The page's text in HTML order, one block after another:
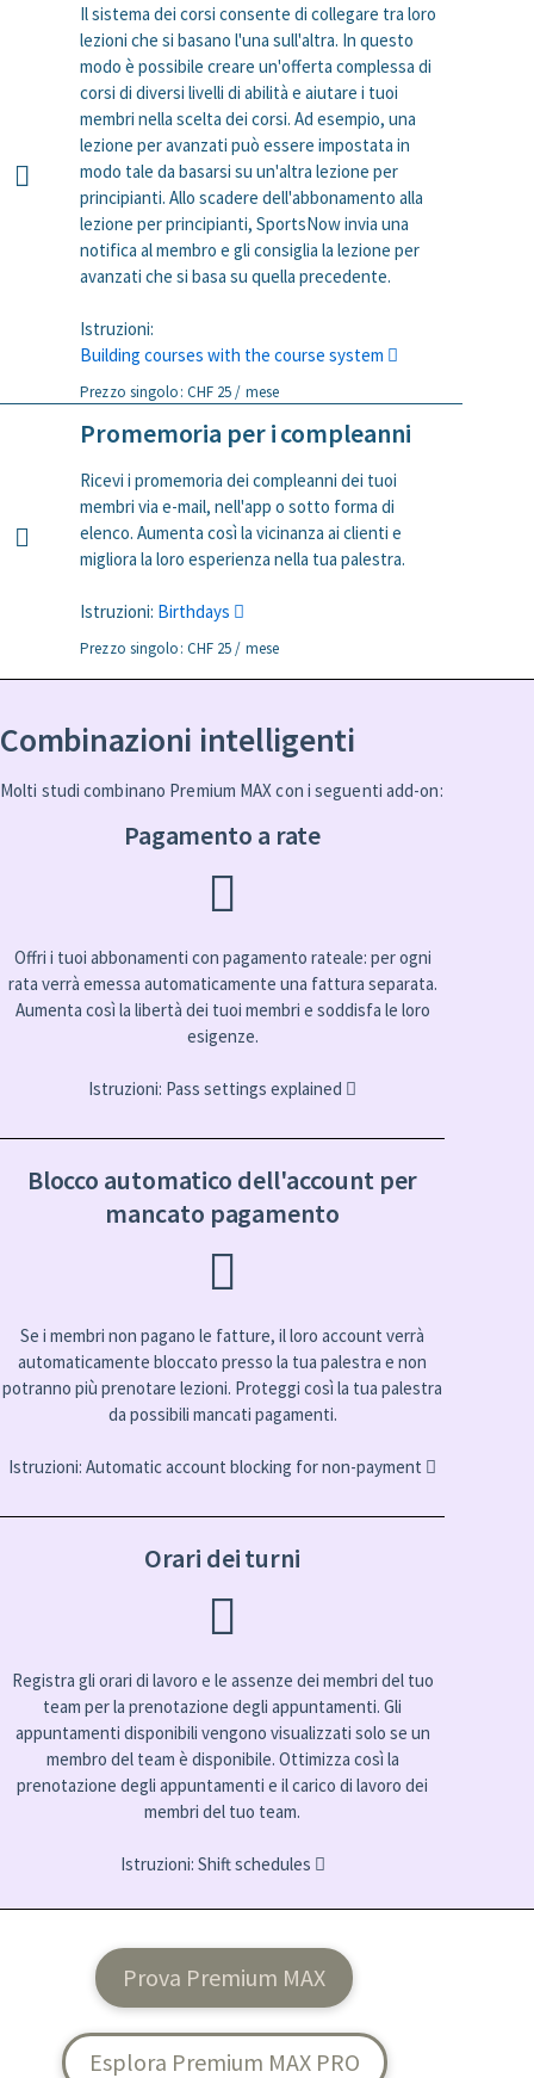
Il sistema dei corsi consente di collegare tra loro
lezioni che si basano l'una sull'altra. In questo
modo è possibile creare un'offerta complessa di
corsi di diversi livelli di abilità e aiutare i tuoi
membri nella scelta dei corsi. Ad esempio, una
lezione per avanzati può essere impostata in
modo tale da basarsi su un'altra lezione per
principianti. Allo scadere dell'abbonamento alla
lezione per principianti, SportsNow invia una
notifica al membro e gli consiglia la lezione per
avanzati che si basa su quella precedente.
Istruzioni:
Building courses with the course system
Prezzo singolo: CHF 25 / mese
Promemoria per i compleanni
Ricevi i promemoria dei compleanni dei tuoi
membri via e-mail, nell'app o sotto forma di
elenco. Aumenta così la vicinanza ai clienti e
migliora la loro esperienza nella tua palestra.
Istruzioni: Birthdays
Prezzo singolo: CHF 25 / mese
Combinazioni intelligenti
Molti studi combinano Premium MAX con i seguenti add-on:
Pagamento a rate
Offri i tuoi abbonamenti con pagamento rateale: per ogni
rata verrà emessa automaticamente una fattura separata.
Aumenta così la libertà dei tuoi membri e soddisfa le loro
esigenze.
Istruzioni: Pass settings explained
Blocco automatico dell'account per
mancato pagamento
Se i membri non pagano le fatture, il loro account verrà
automaticamente bloccato presso la tua palestra e non
potranno più prenotare lezioni. Proteggi così la tua palestra
da possibili mancati pagamenti.
Istruzioni:Automatic account blocking for non-payment
Orari dei turni
Registra gli orari di lavoro e le assenze dei membri del tuo
team per la prenotazione degli appuntamenti. Gli
appuntamenti disponibili vengono visualizzati solo se un
membro del team è disponibile. Ottimizza così la
prenotazione degli appuntamenti e il carico di lavoro dei
membri del tuo team.
Istruzioni: Shift schedules
Prova Premium MAX
Esplora Premium MAX PRO